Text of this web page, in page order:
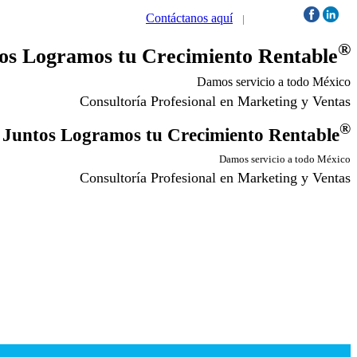
Contáctanos aquí |
Logramos tu Crecimiento Rentable®
Damos servicio a todo México
Consultoría Profesional en Marketing y Ventas
Juntos Logramos tu Crecimiento Rentable®
Damos servicio a todo México
Consultoría Profesional en Marketing y Ventas